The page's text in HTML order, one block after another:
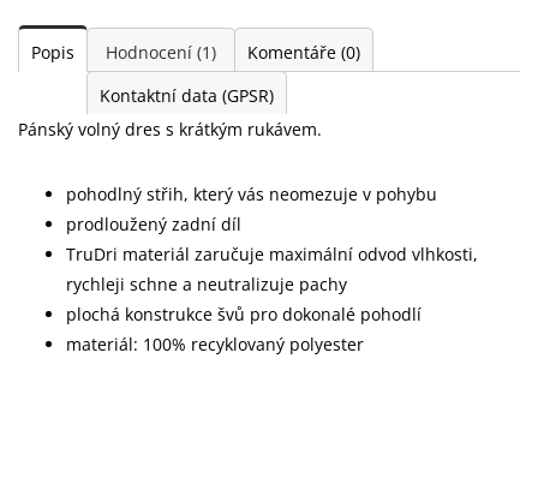
Popis Hodnocení (1) Komentáře (0)
Kontaktní data (GPSR)
Pánský volný dres s krátkým rukávem.
pohodlný střih, který vás neomezuje v pohybu
prodloužený zadní díl
TruDri materiál zaručuje maximální odvod vlhkosti,
rychleji schne a neutralizuje pachy
plochá konstrukce švů pro dokonalé pohodlí
materiál: 100% recyklovaný polyester